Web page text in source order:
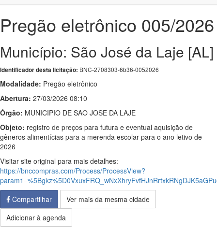
Pregão eletrônico 005/2026
Município: São José da Laje [AL]
Identificador desta licitação: BNC-2708303-6b36-0052026
Modalidade: Pregão eletrônico
Abertura: 27/03/2026 08:10
Órgão: MUNICIPIO DE SAO JOSE DA LAJE
Objeto: registro de preços para futura e eventual aquisição de
gêneros alimentícias para a merenda escolar para o ano letivo de
2026
Visitar site original para mais detalhes:
https://bnccompras.com/Process/ProcessView?
Compartilhar
Ver mais da mesma cidade
Adicionar à agenda